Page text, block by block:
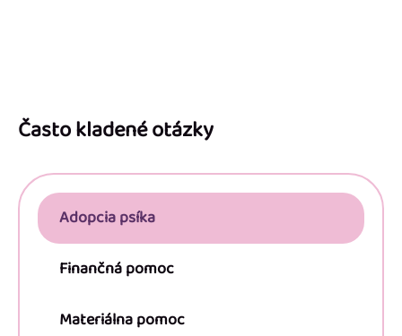
Často kladené otázky
Adopcia psíka
Finančná pomoc
Materiálna pomoc